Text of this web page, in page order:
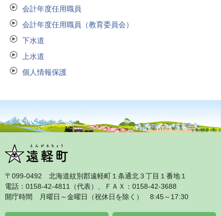
会計年度任用職員
会計年度任用職員（教育委員会）
下水道
上水道
個人情報保護
〒099‐0492 北海道紋別郡遠軽町１条通北３丁目１番地１
電話：0158‐42‐4811（代表）、ＦＡＸ：0158‐42‐3688
開庁時間 月曜日～金曜日（祝休日を除く） 8:45～17:30